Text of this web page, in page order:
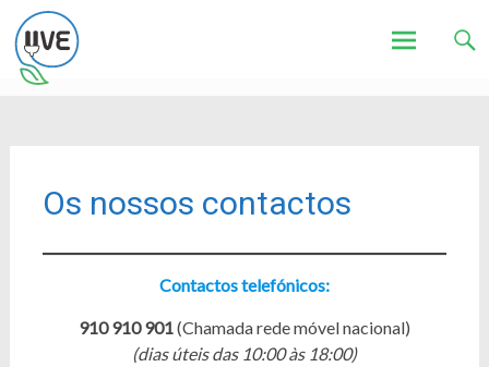
Os nossos contactos
Contactos telefónicos:
910 910 901(Chamada rede móvel nacional)
(dias úteis das 10:00 às 18:00)